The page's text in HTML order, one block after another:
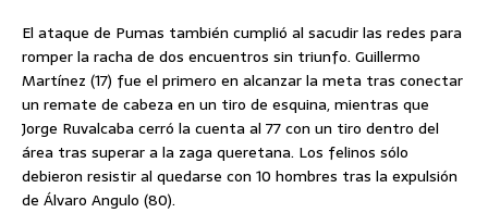
El ataque de Pumas también cumplió al sacudir las redes para
romper la racha de dos encuentros sin triunfo. Guillermo
Martínez (17) fue el primero en alcanzar la meta tras conectar
un remate de cabeza en un tiro de esquina, mientras que
Jorge Ruvalcaba cerró la cuenta al 77 con un tiro dentro del
área tras superar a la zaga queretana. Los felinos sólo
debieron resistir al quedarse con 10 hombres tras la expulsión
de Álvaro Angulo (80).